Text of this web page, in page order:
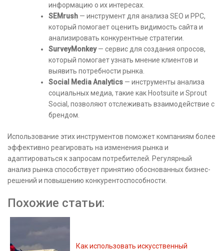
информацию о их интересах.
SEMrush — инструмент для анализа SEO и PPC,
который помогает оценить видимость сайта и
анализировать конкурентные стратегии.
SurveyMonkey— сервис для создания опросов,
который помогает узнать мнение клиентов и
выявить потребности рынка.
Social Media Analytics — инструменты анализа
социальных медиа, такие как Hootsuite и Sprout
Social, позволяют отслеживать взаимодействие с
брендом.
Использование этих инструментов поможет компаниям более
эффективно реагировать на изменения рынка и
адаптироваться к запросам потребителей. Регулярный
анализ рынка способствует принятию обоснованных бизнес-
решений и повышению конкурентоспособности.
Похожие статьи:
Как использовать искусственный